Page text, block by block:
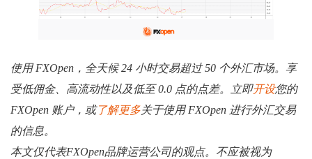
使用 FXOpen，全天候 24 小时交易超过 50 个外汇市场。享
受低佣金、高流动性以及低至 0.0 点的点差。立即开设您的
FXOpen 账户，或了解更多关于使用 FXOpen 进行外汇交易
的信息。
本文仅代表FXOpen品牌运营公司的观点。不应被视为